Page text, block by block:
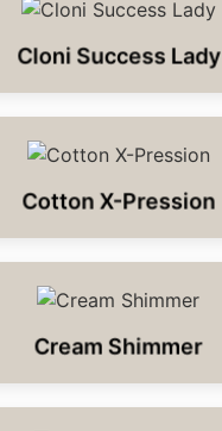
Cloni Success Lady
Cotton X-Pression
Cream Shimmer